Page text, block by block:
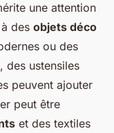
une attention
des objets déco
ou des
des ustensiles
peuvent ajouter
peut être
et des textiles